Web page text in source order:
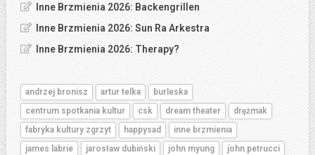
Inne Brzmienia 2026: Backengrillen
Inne Brzmienia 2026: Sun Ra Arkestra
Inne Brzmienia 2026: Therapy?
andrzej bronisz artur telka
burleska
centrum spotkania kultur
csk dream theater
drężmak
fabryka kultury zgrzyt
happysad
inne brzmienia
james labrie
jarosław dubiński john myung
john petrucci